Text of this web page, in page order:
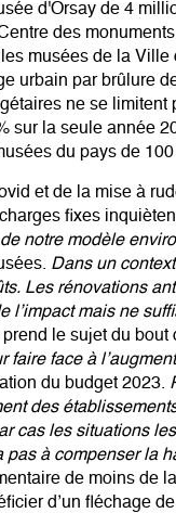
d'Orsay de 4
des
musées de la Ville
urbain par brûlure
ne se
sur la seule année
du pays de
et de la mise à
fixes
notre modèle
Dans un
Les rénovations
l’impact mais ne
le sujet du bout
faire face à
du budget 2023.
des
cas les situations
pas à compenser la
de moins de
d’un fléchage